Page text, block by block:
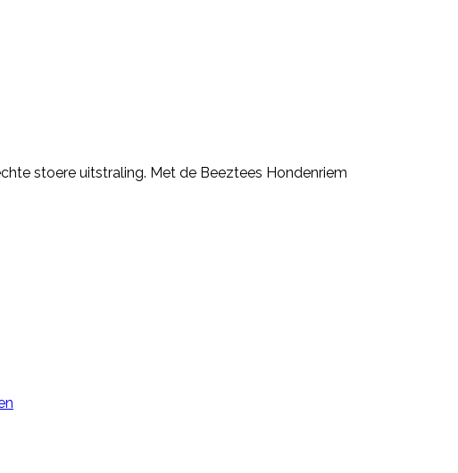
stoere uitstraling. Met de Beeztees Hondenriem